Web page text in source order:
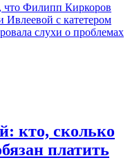
что Филипп Киркоров
с катетером
слухи о проблемах
кто, сколько
платить